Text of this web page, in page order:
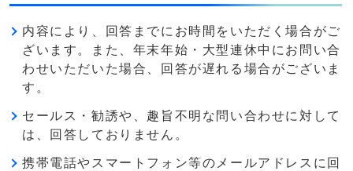
内容により、回答までにお時間をいただく場合がご
ざいます。また、年末年始・大型連休中にお問い合
わせいただいた場合、回答が遅れる場合がございま
す。
セールス・勧誘や、趣旨不明な問い合わせに対して
は、回答しておりません。
携帯電話やスマートフォン等のメールアドレスに回